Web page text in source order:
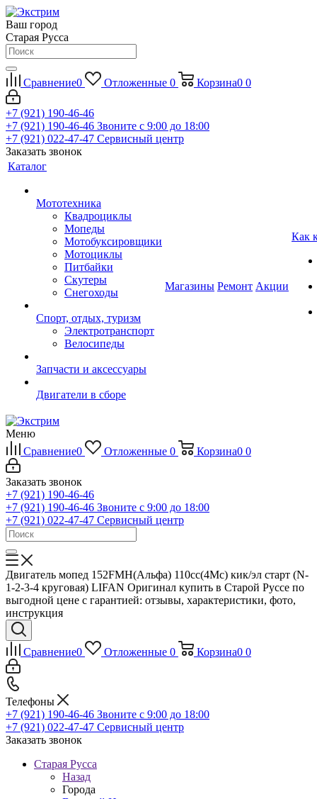
Ваш город
Старая Русса
Сравнение0 Отложенные 0 Корзина0 0
+7 (921) 190-46-46
+7 (921) 190-46-46 Звоните с 9:00 до 18:00
+7 (921) 022-47-47 Сервисный центр
Заказать звонок
Каталог
Мототехника
Квадроциклы
Мопеды
Мотобуксировщики
Мотоциклы
Питбайки
Скутеры
Снегоходы
Спорт, отдых, туризм
Электротранспорт
Велосипеды
Запчасти и аксессуары
Двигатели в сборе
Магазины Ремонт Акции
Как
Меню
Сравнение0 Отложенные 0 Корзина0 0
Заказать звонок
+7 (921) 190-46-46
+7 (921) 190-46-46 Звоните с 9:00 до 18:00
+7 (921) 022-47-47 Сервисный центр
Двигатель мопед 152FMH(Альфа) 110cc(4Mc) кик/эл старт (N-
1-2-3-4 круговая) LIFAN Оригинал купить в Старой Руссе по
выгодной цене с гарантией: отзывы, характеристики, фото,
инструкция
Сравнение0 Отложенные 0 Корзина0 0
Телефоны
+7 (921) 190-46-46 Звоните с 9:00 до 18:00
+7 (921) 022-47-47 Сервисный центр
Заказать звонок
Старая Русса
Назад
Города